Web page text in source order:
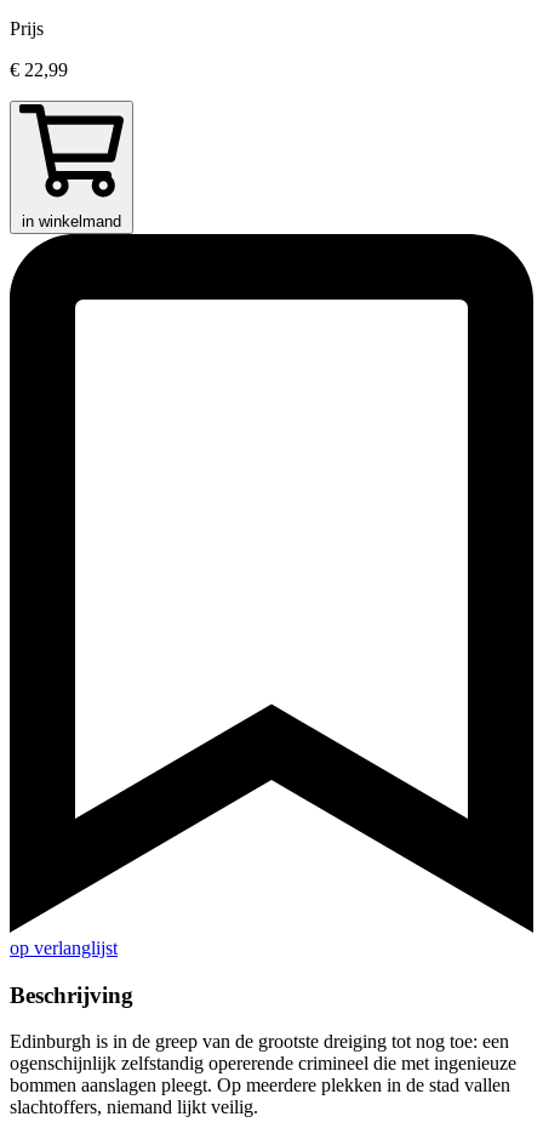
Prijs
€ 22,99
in winkelmand
op verlanglijst
Beschrijving
Edinburgh is in de greep van de grootste dreiging tot nog toe: een
ogenschijnlijk zelfstandig opererende crimineel die met ingenieuze
bommen aanslagen pleegt. Op meerdere plekken in de stad vallen
slachtoffers, niemand lijkt veilig.